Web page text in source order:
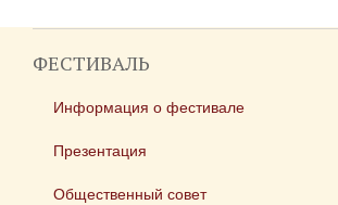
ФЕСТИВАЛЬ
Информация о фестивале
Презентация
Общественный совет